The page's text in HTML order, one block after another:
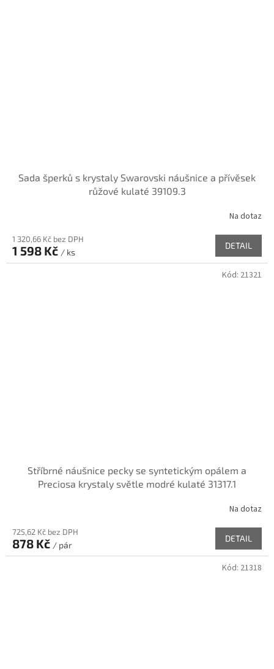
Sada šperků s krystaly Swarovski náušnice a přívěsek
růžové kulaté 39109.3
Na dotaz
1 320,66 Kč bez DPH
1 598 Kč / ks
DETAIL
Stříbrné náušnice pecky se syntetickým opálem a
Preciosa krystaly světle modré kulaté 31317.1
Na dotaz
725,62 Kč bez DPH
878 Kč / pár
DETAIL
Kód: 21321
Kód: 21318